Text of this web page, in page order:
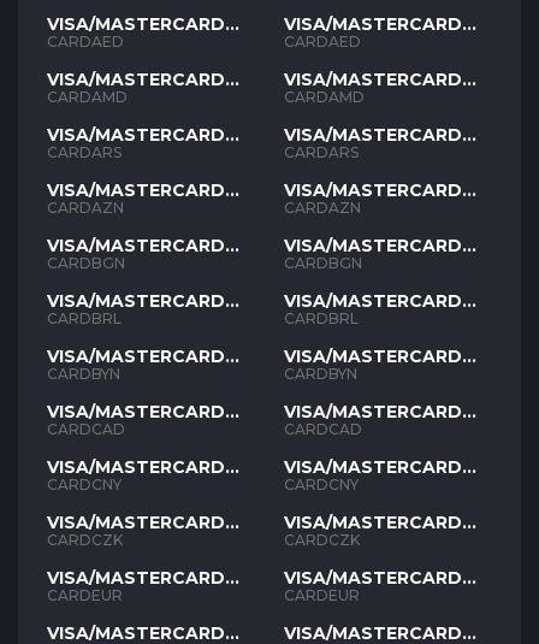
VISA/MASTERCARD
AED
CARDAED
VISA/MASTERCARD
AMD
CARDAMD
VISA/MASTERCARD
ARS
CARDARS
VISA/MASTERCARD
AZN
CARDAZN
VISA/MASTERCARD
BGN
CARDBGN
VISA/MASTERCARD
BRL
CARDBRL
VISA/MASTERCARD
BYN
CARDBYN
VISA/MASTERCARD
CAD
CARDCAD
VISA/MASTERCARD
CNY
CARDCNY
VISA/MASTERCARD
CZK
CARDCZK
VISA/MASTERCARD
EUR
CARDEUR
VISA/MASTERCARD
VISA/MASTERCARD
AED
CARDAED
VISA/MASTERCARD
AMD
CARDAMD
VISA/MASTERCARD
ARS
CARDARS
VISA/MASTERCARD
AZN
CARDAZN
VISA/MASTERCARD
BGN
CARDBGN
VISA/MASTERCARD
BRL
CARDBRL
VISA/MASTERCARD
BYN
CARDBYN
VISA/MASTERCARD
CAD
CARDCAD
VISA/MASTERCARD
CNY
CARDCNY
VISA/MASTERCARD
CZK
CARDCZK
VISA/MASTERCARD
EUR
CARDEUR
VISA/MASTERCARD